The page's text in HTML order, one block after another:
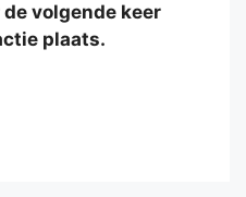
volgende keer
plaats.